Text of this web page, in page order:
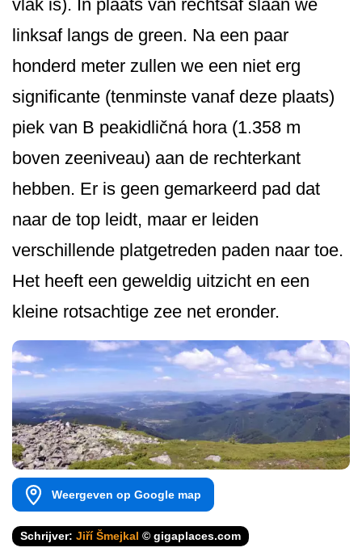
vlak is). In plaats van rechtsaf slaan we
linksaf langs de green. Na een paar
honderd meter zullen we een niet erg
significante (tenminste vanaf deze plaats)
piek van B peakidličná hora (1.358 m
boven zeeniveau) aan de rechterkant
hebben. Er is geen gemarkeerd pad dat
naar de top leidt, maar er leiden
verschillende platgetreden paden naar toe.
Het heeft een geweldig uitzicht en een
kleine rotsachtige zee net eronder.
Weergeven op Google map
Schrijver: Jiří Šmejkal © gigaplaces.com